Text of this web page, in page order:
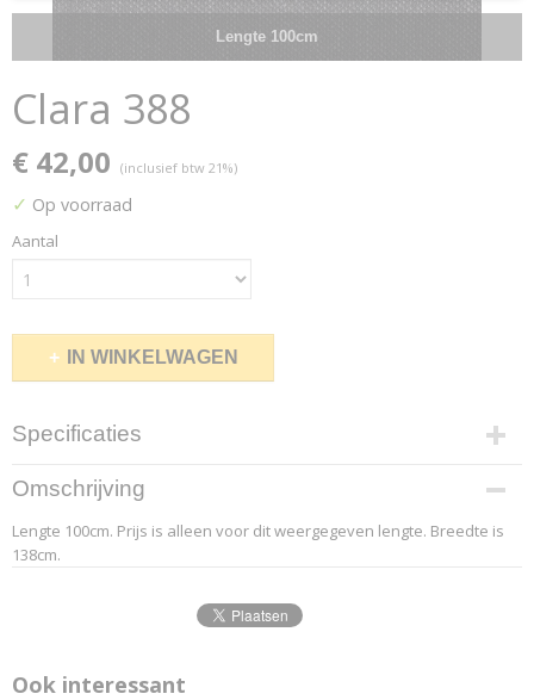
Lengte 100cm
Clara 388
€ 42,00 (inclusief btw 21%)
✓ Op voorraad
Aantal
IN WINKELWAGEN
Specificaties
Productcode leverancier
6.1
Afmetingen (l,b,h)
100 x 138 x 0 cm
Omschrijving
Lengte 100cm. Prijs is alleen voor dit weergegeven lengte. Breedte is
138cm.
Ook interessant